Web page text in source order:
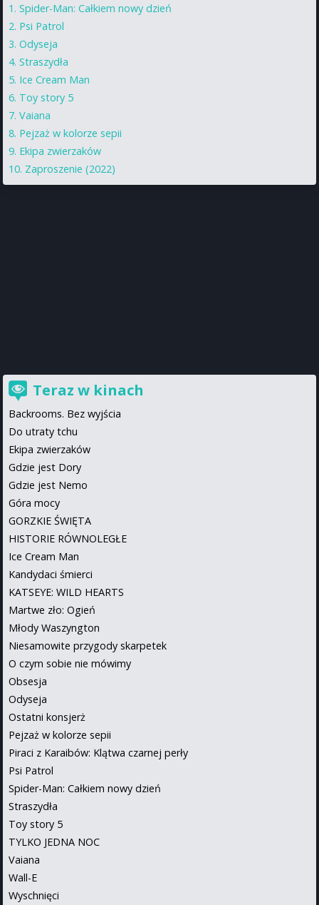
Spider-Man: Całkiem nowy dzień
Psi Patrol
Odyseja
Straszydła
Ice Cream Man
Toy story 5
Vaiana
Pejzaż w kolorze sepii
Ekipa zwierzaków
Zaproszenie (2022)
Teraz w kinach
Backrooms. Bez wyjścia
Do utraty tchu
Ekipa zwierzaków
Gdzie jest Dory
Gdzie jest Nemo
Góra mocy
GORZKIE ŚWIĘTA
HISTORIE RÓWNOLEGŁE
Ice Cream Man
Kandydaci śmierci
KATSEYE: WILD HEARTS
Martwe zło: Ogień
Młody Waszyngton
Niesamowite przygody skarpetek
O czym sobie nie mówimy
Obsesja
Odyseja
Ostatni konsjerż
Pejzaż w kolorze sepii
Piraci z Karaibów: Klątwa czarnej perły
Psi Patrol
Spider-Man: Całkiem nowy dzień
Straszydła
Toy story 5
TYLKO JEDNA NOC
Vaiana
Wall-E
Wyschnięci